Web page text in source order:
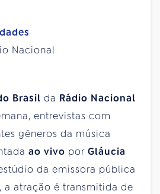
Nacional
Brasil da Rádio Nacional
entrevistas com
gêneros da música
ao vivo por Gláucia
da emissora pública
a atração é transmitida de